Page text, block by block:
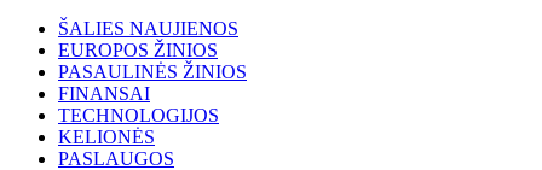
ŠALIES NAUJIENOS
EUROPOS ŽINIOS
PASAULINĖS ŽINIOS
FINANSAI
TECHNOLOGIJOS
KELIONĖS
PASLAUGOS